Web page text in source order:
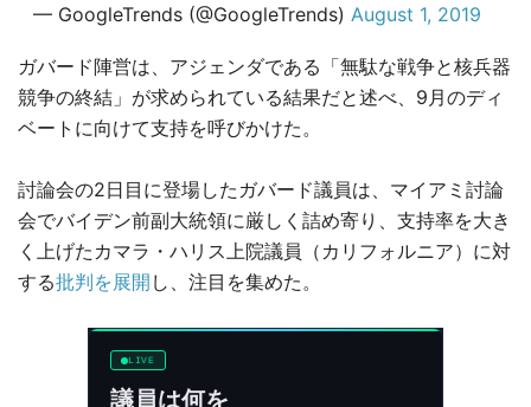
— GoogleTrends (@GoogleTrends) August 1, 2019
ガバード陣営は、アジェンダである「無駄な戦争と核兵器
競争の終結」が求められている結果だと述べ、9月のディ
ベートに向けて支持を呼びかけた。
討論会の2日目に登場したガバード議員は、マイアミ討論
会でバイデン前副大統領に厳しく詰め寄り、支持率を大き
く上げたカマラ・ハリス上院議員（カリフォルニア）に対
する批判を展開 し、注目を集めた。